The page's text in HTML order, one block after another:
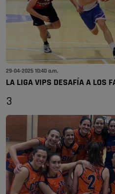
29-04-2025 10:40 a.m.
LA LIGA VIPS DESAFÍA A LOS
3